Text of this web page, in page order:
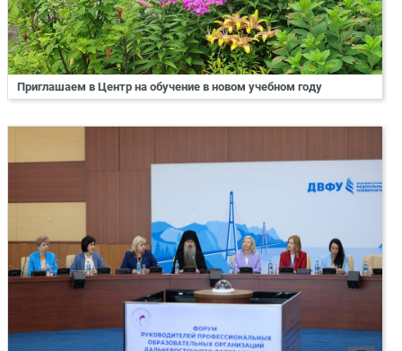
Приглашаем в Центр на обучение в новом учебном году